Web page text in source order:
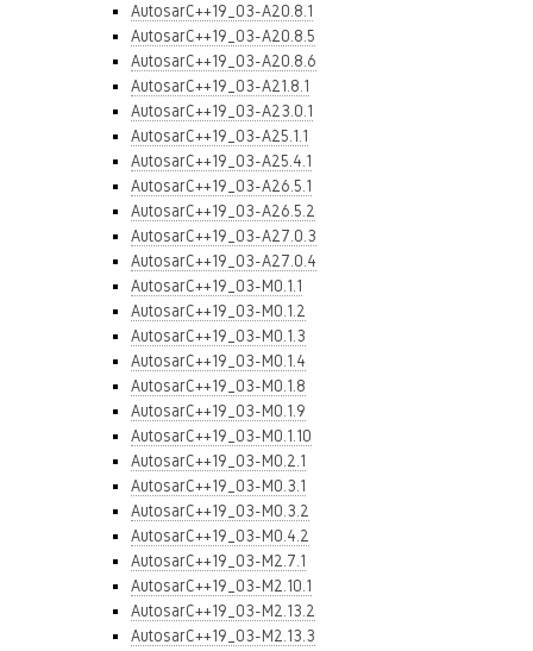
AutosarC++19_03-A20.8.1
AutosarC++19_03-A20.8.5
AutosarC++19_03-A20.8.6
AutosarC++19_03-A21.8.1
AutosarC++19_03-A23.0.1
AutosarC++19_03-A25.1.1
AutosarC++19_03-A25.4.1
AutosarC++19_03-A26.5.1
AutosarC++19_03-A26.5.2
AutosarC++19_03-A27.0.3
AutosarC++19_03-A27.0.4
AutosarC++19_03-M0.1.1
AutosarC++19_03-M0.1.2
AutosarC++19_03-M0.1.3
AutosarC++19_03-M0.1.4
AutosarC++19_03-M0.1.8
AutosarC++19_03-M0.1.9
AutosarC++19_03-M0.1.10
AutosarC++19_03-M0.2.1
AutosarC++19_03-M0.3.1
AutosarC++19_03-M0.3.2
AutosarC++19_03-M0.4.2
AutosarC++19_03-M2.7.1
AutosarC++19_03-M2.10.1
AutosarC++19_03-M2.13.2
AutosarC++19_03-M2.13.3